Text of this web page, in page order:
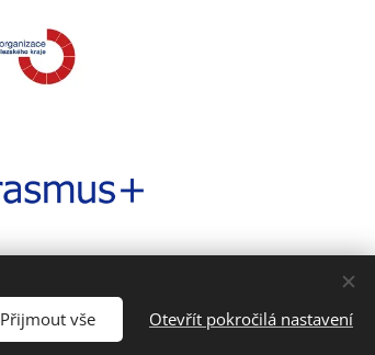
Přijmout vše Otevřít pokročilá nastavení